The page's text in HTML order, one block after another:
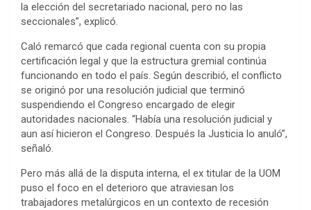
la elección del secretariado nacional, pero no las
seccionales”, explicó.
Caló remarcó que cada regional cuenta con su propia
certificación legal y que la estructura gremial continúa
funcionando en todo el país. Según describió, el conflicto
se originó por una resolución judicial que terminó
suspendiendo el Congreso encargado de elegir
autoridades nacionales. “Había una resolución judicial y
aun así hicieron el Congreso. Después la Justicia lo anuló”,
señaló.
Pero más allá de la disputa interna, el ex titular de la UOM
puso el foco en el deterioro que atraviesan los
trabajadores metalúrgicos en un contexto de recesión